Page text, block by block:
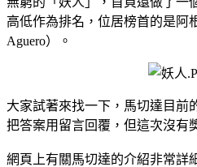
高低作為排名，位居榜首的是阿
Aguero）。
大家試著來找一下，馬切達目前
把答案用留言回覆，但這次沒有
網頁上有關馬切達的介紹非常詳